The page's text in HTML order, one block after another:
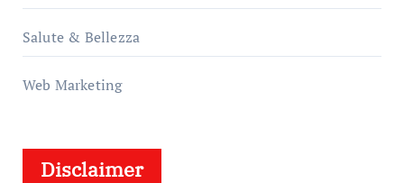
Salute & Bellezza
Web Marketing
Disclaimer